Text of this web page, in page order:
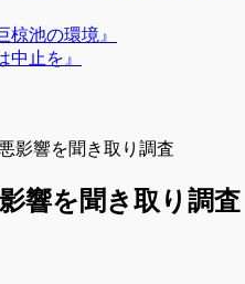
池の環境』
止を』
影響を聞き取り調査
響を聞き取り調査